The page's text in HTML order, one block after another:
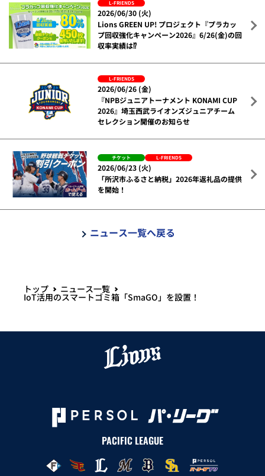
L-FRIENDS
2026/06/30 (火)
Lions GREEN UP! プロジェクト『プラカッ
プ回収強化キャンペーン2026』6/26(金)の回
収率実績は⁉
L-FRIENDS
2026/06/26 (金)
『NPBジュニアトーナメント KONAMI CUP
2026』埼玉西武ライオンズジュニアチーム
セレクション開催のお知らせ
チケット L-FRIENDS
2026/06/23 (火)
「所沢市ふるさと納税」2026年返礼品の提供
を開始！
ニュース一覧へ戻る
トップ ニュース一覧
IoT活用のスマートゴミ箱「SmaGO」を設置！
PACIFIC LEAGUE